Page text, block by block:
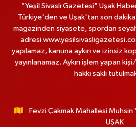
"Yeşil Sivaslı Gazetesi" Uşak
Türkiye'den ve Uşak'tan son dakika
magazinden siyasete, spordan
adresi
yapılamaz, kanuna aykırı ve izinsiz
yayınlanamaz. Aykırı işlem yapan
hakkı saklı
Fevzi Çakmak Mahallesi Muhsin
UŞAK